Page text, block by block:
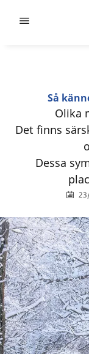
Så
Olika
Det finns
Dessa